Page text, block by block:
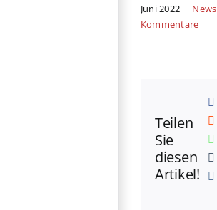
Juni 2022 | News
Kommentare
Teilen
Sie
diesen
Artikel!